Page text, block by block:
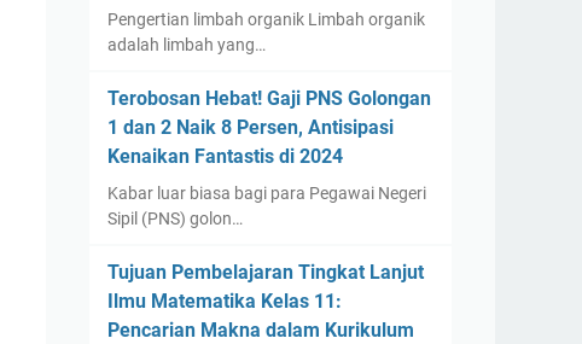
Pengertian limbah organik Limbah organik
adalah limbah yang…
Terobosan Hebat! Gaji PNS Golongan
1 dan 2 Naik 8 Persen, Antisipasi
Kenaikan Fantastis di 2024
Kabar luar biasa bagi para Pegawai Negeri
Sipil (PNS) golon…
Tujuan Pembelajaran Tingkat Lanjut
Ilmu Matematika Kelas 11:
Pencarian Makna dalam Kurikulum